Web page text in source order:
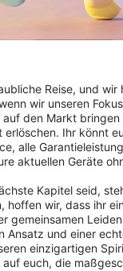
OnePlus
Backpack
Von 99,99 €
Jetzt kaufen
Reise, und
wir unseren
den Markt
Ihr könnt
alle
aktuellen Geräte
Kapitel seid,
hoffen wir, dass ihr
gemeinsamen
Ansatz und einer
einzigartigen
euch, die